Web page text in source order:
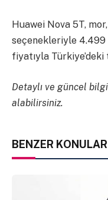
Huawei Nova 5T,
seçenekleriyle 4.499
fiyatıyla
Detaylı ve güncel
alabilirsiniz.
BENZER KONULAR